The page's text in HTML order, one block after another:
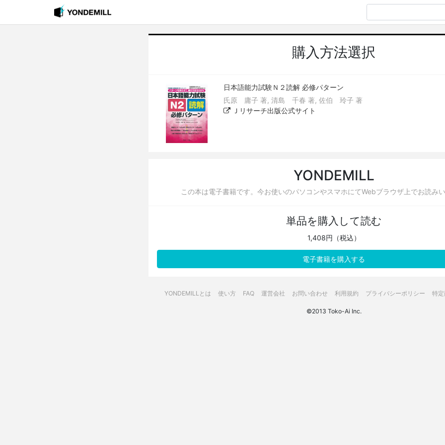
購入方法選択
日本語能力試験Ｎ２読解 必修パターン
氏原 庸子 著, 清島 千春 著, 佐伯 玲子 著
Ｊリサーチ出版公式サイト
YONDEMILL
この本は電子書籍です。今お使いのパソコンやスマホにてWebブラウザ上でお読みい
単品を購入して読む
1,408円（税込）
電子書籍を購入する
YONDEMILLとは 使い方 FAQ 運営会社 お問い合わせ 利用規約 プライバシーポリシー 特
©2013 Toko-Ai Inc.